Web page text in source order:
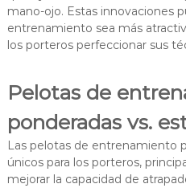
mano-ojo. Estas innovaciones
entrenamiento sea más
los porteros perfeccionar sus
Pelotas de
ponderadas vs.
Las pelotas de entrenamiento
únicos para los porteros,
mejorar la capacidad de